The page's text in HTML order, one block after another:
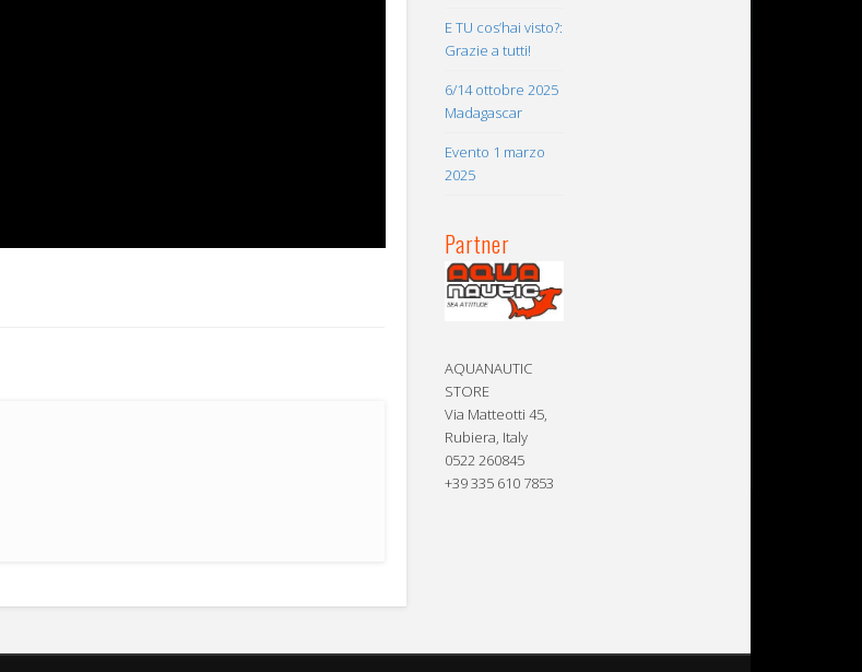
E TU cos’hai visto?:
Grazie a tutti!
6/14 ottobre 2025
Madagascar
Evento 1 marzo
2025
Partner
AQUANAUTIC
STORE
Via Matteotti 45,
Rubiera, Italy
0522 260845
+39 335 610 7853